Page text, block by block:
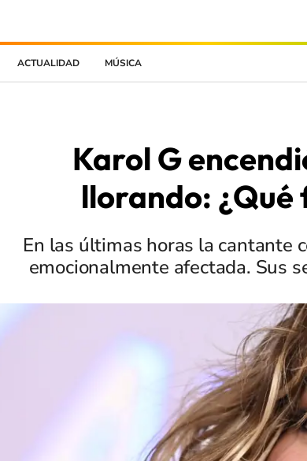
ACTUALIDAD MÚSICA
Karol G
llorando: ¿Qué
En las últimas horas la cantante
emocionalmente afectada. Sus